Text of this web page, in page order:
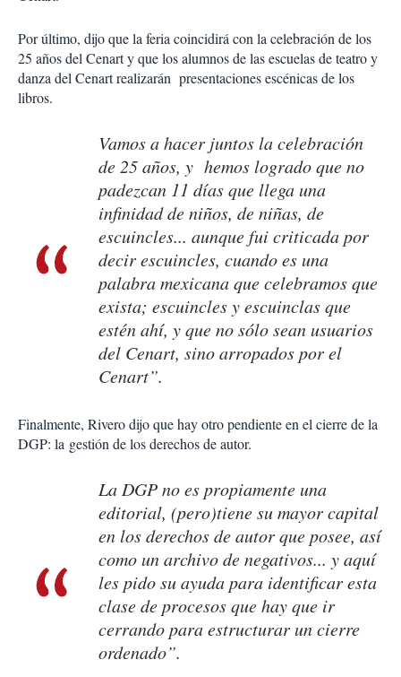
Por último, dijo que la feria coincidirá con la celebración de los
25 años del Cenart y que los alumnos de las escuelas de teatro y
danza del Cenart realizarán presentaciones escénicas de los
libros.
Vamos a hacer juntos la celebración
de 25 años, y hemos logrado que no
padezcan 11 días que llega una
infinidad de niños, de niñas, de
escuincles... aunque fui criticada por
decir escuincles, cuando es una
palabra mexicana que celebramos que
exista; escuincles y escuinclas que
estén ahí, y que no sólo sean usuarios
del Cenart, sino arropados por el
Cenart”.
Finalmente, Rivero dijo que hay otro pendiente en el cierre de la
DGP: la gestión de los derechos de autor.
La DGP no es propiamente una
editorial, (pero)tiene su mayor capital
en los derechos de autor que posee, así
como un archivo de negativos... y aquí
les pido su ayuda para identificar esta
clase de procesos que hay que ir
cerrando para estructurar un cierre
ordenado”.